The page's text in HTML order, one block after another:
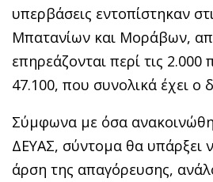
υπερβάσεις εντοπίστηκαν
Μπατανίων και Μοράβων,
επηρεάζονται περί τις 2.000
47.100, που συνολικά έχει ο
Σύμφωνα με όσα
ΔΕΥΑΣ, σύντομα θα υπάρξει
άρση της απαγόρευσης,